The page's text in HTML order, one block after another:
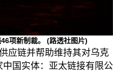
显示 视频 个子部分
项新制裁。 (路透社图片)
应链并帮助维持其对乌克
国实体：亚太链接有限公